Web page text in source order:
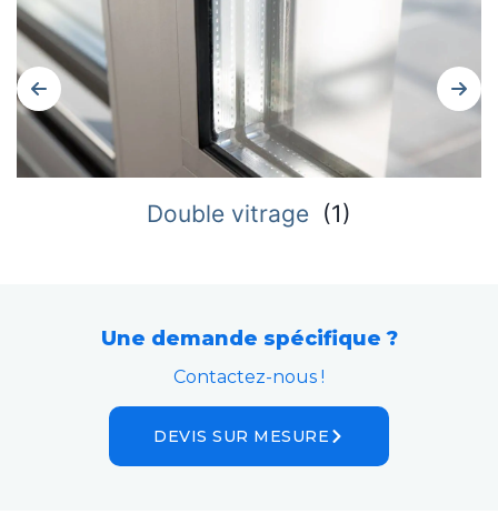
Double vitrage (1)
Une demande spécifique ?
Contactez-nous !
DEVIS SUR MESURE